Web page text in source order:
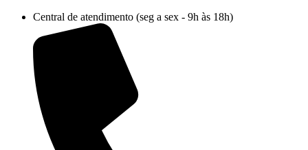
conteúdo
Central de atendimento (seg a sex - 9h às 18h)